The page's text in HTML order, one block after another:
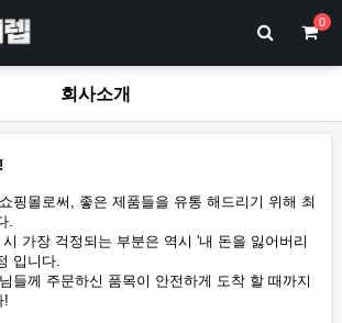
0
회사소개
핑몰로써, 좋은 제품들을 유통 해드리기 위해 최
.
가장 걱정되는 부분은 역시 '내 돈을 잃어버리
입니다.
들께 주문하신 품목이 안전하게 도착 할 때까지
!